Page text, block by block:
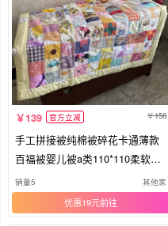
139 官方立减 158
手工拼接被纯棉被碎花卡通薄款
百福被婴儿被a类110*110柔软舒
适
销量5 其他家
优惠19元